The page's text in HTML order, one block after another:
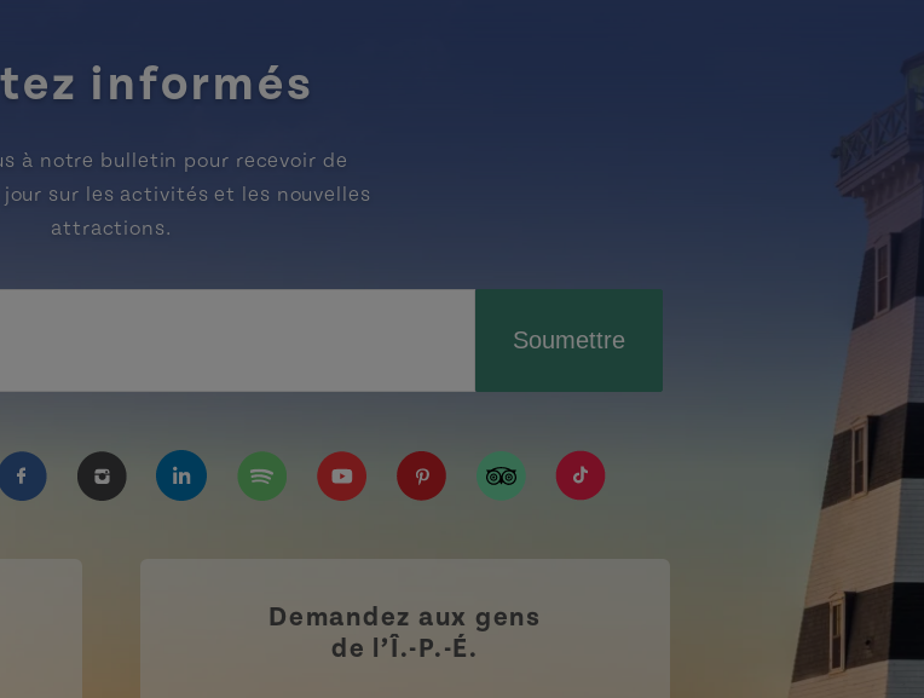
informés
à notre bulletin pour recevoir de
sur les activités et les nouvelles
attractions.
Soumettre
https://www.pinterest.ca/tourismpei/_created/
https://www.tripadvisor.ca/Tourism-
https://www.tiktok.com/tag/
Demandez aux gens
de l’Î.-P.-É.